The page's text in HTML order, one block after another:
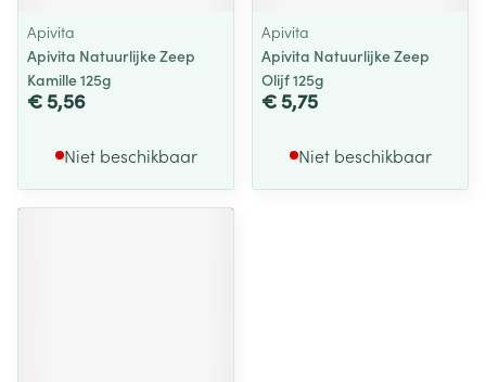
Apivita
Apivita Natuurlijke Zeep
Kamille 125g
€ 5,56
Niet beschikbaar
Apivita
Apivita Natuurlijke Zeep
Olijf 125g
€ 5,75
Niet beschikbaar